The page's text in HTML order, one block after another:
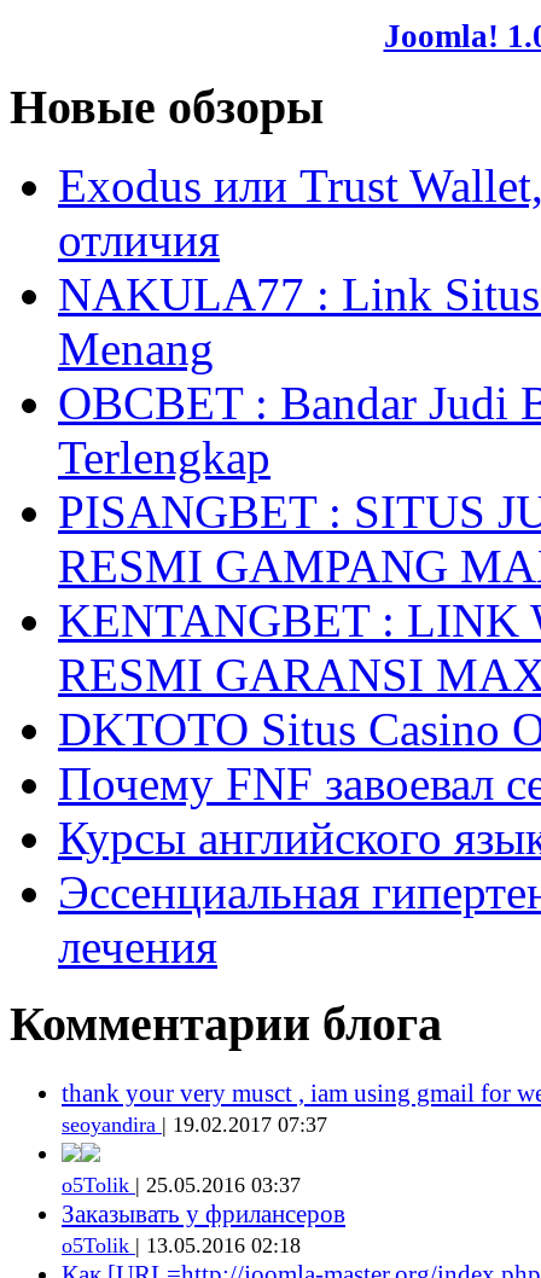
Joomla!
Новые обзоры
Exodus или Trust
отличия
NAKULA77 : Link Situs
Menang
OBCBET : Bandar Judi
Terlengkap
PISANGBET : SITUS
RESMI GAMPANG
KENTANGBET : LINK
RESMI GARANSI
DKTOTO Situs Casino
Почему FNF завоевал
Курсы английского
Эссенциальная
лечения
Комментарии блога
thank your very musct , iam using gmail for
seoyandira | 19.02.2017 07:37
o5Tolik | 25.05.2016 03:37
Заказывать у фрилансеров
o5Tolik | 13.05.2016 02:18